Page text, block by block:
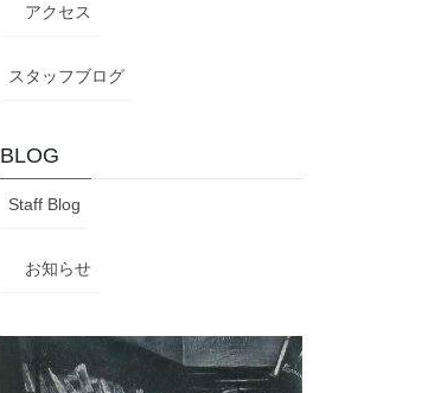
アクセス
スタッフブログ
BLOG
Staff Blog
お知らせ